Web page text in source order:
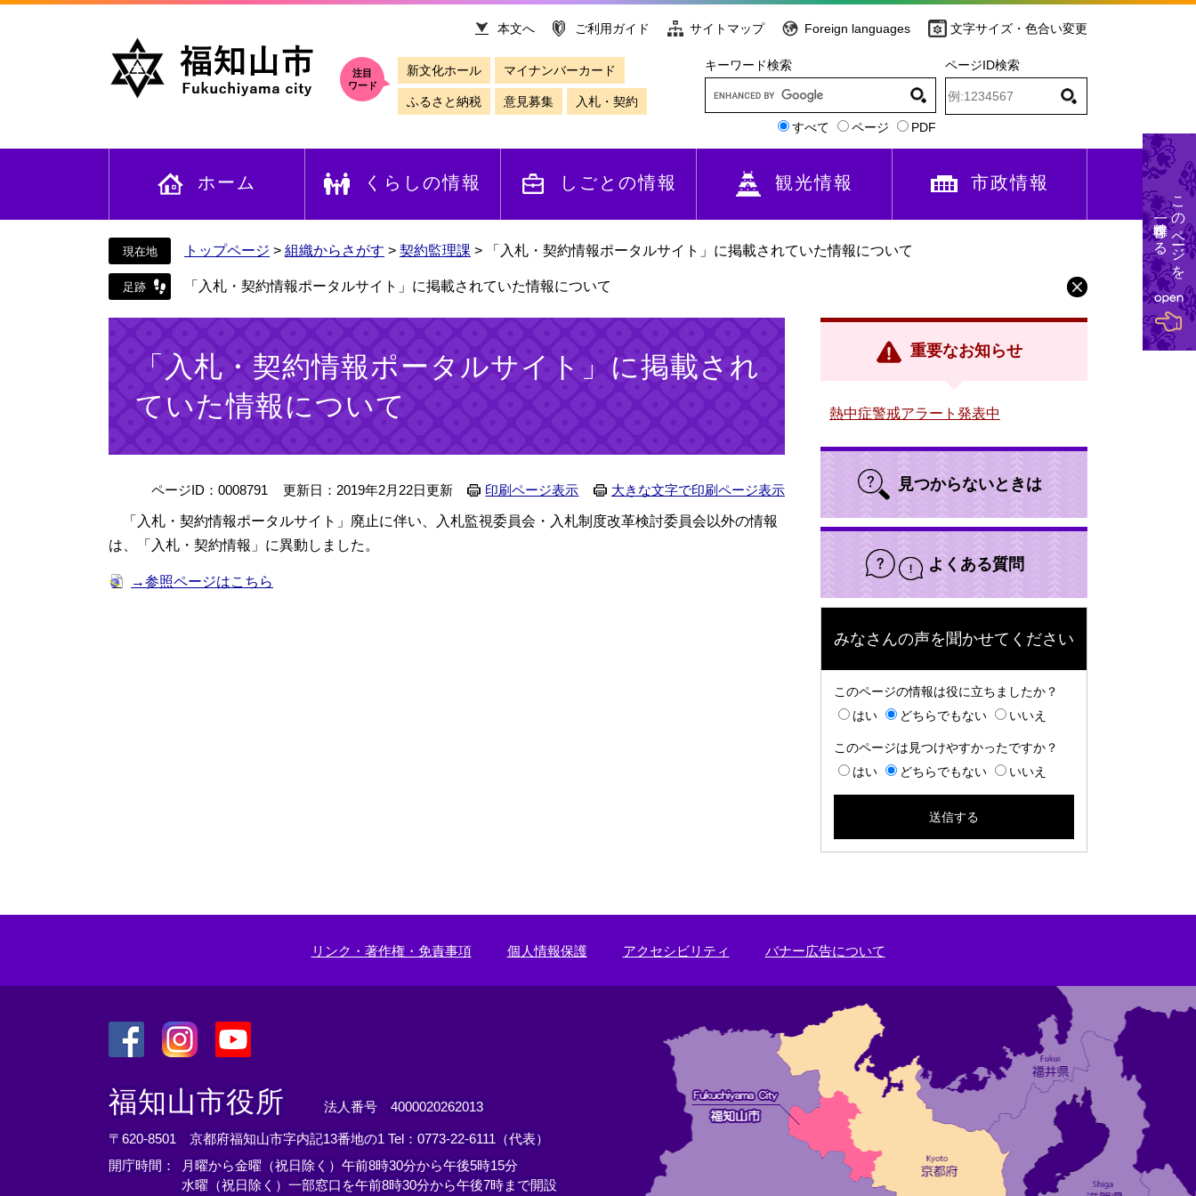
文
本文へ ご利用ガイド サイトマップ Foreign languages 文字サイズ・色合い変更
注目
ワード
新文化ホール マイナンバーカード
ふるさと納税 意見募集 入札・契約
キーワード検索
すべて ページ PDF
ページID検索
ホーム くらしの情報 しごとの情報 観光情報 市政情報
トップページ > 組織からさがす > 契約監理課 > 「入札・契約情報ポータルサイト」に掲載されていた情報について
「入札・契約情報ポータルサイト」に掲載されていた情報について
「入札・契約情報ポータルサイト」に掲載され
ていた情報について
ページID：0008791 更新日：2019年2月22日更新 印刷ページ表示 大きな文字で印刷ページ表示
「入札・契約情報ポータルサイト」廃止に伴い、入札監視委員会・入札制度改革検討委員会以外の情報
は、「入札・契約情報」に異動しました。
→参照ページはこちら
重要なお知らせ
熱中症警戒アラート発表中
見つからないときは
よくある質問
みなさんの声を聞かせてください
このページの情報は役に立ちましたか？
はい
どちらでもない いいえ
このページは見つけやすかったですか？
はい
どちらでもない いいえ
リンク・著作権・免責事項 個人情報保護 アクセシビリティ バナー広告について
外
部
リ
ン
ク
外
部
リ
ン
ク
外
部
リ
ン
ク
＞
福知山市役所 法人番号 4000020262013
〒620-8501 京都府福知山市字内記13番地の1 Tel：0773-22-6111（代表）
開庁時間： 月曜から金曜（祝日除く）午前8時30分から午後5時15分
水曜（祝日除く）一部窓口を午前8時30分から午後7時まで開設
このページを
一時保存する